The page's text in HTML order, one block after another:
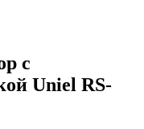
с
Uniel RS-